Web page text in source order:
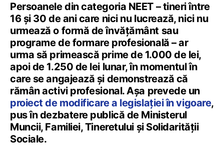
Persoanele din categoria NEET – tineri între
16 și 30 de ani care nici nu lucrează, nici nu
urmează o formă de învățământ sau
programe de formare profesională – ar
urma să primească prime de 1.000 de lei,
apoi de 1.250 de lei lunar, în momentul în
care se angajează și demonstrează că
rămân activi profesional. Așa prevede un
proiect de modificare a legislației în vigoare,
pus în dezbatere publică de Ministerul
Muncii, Familiei, Tineretului și Solidarității
Sociale.